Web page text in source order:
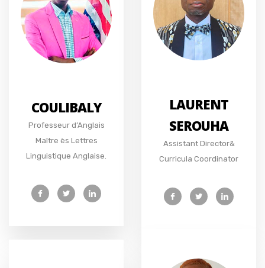
COULIBALY
Professeur d’Anglais
Maître ès Lettres
Linguistique Anglaise.
LAURENT
SEROUHA
Assistant Director&
Curricula Coordinator